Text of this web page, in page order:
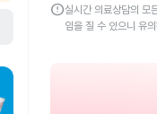
error실시간 의료상담의 모
임을 질 수 있으니 유